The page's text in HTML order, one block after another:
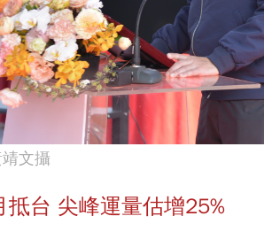
文攝
抵台 尖峰運量估增25%